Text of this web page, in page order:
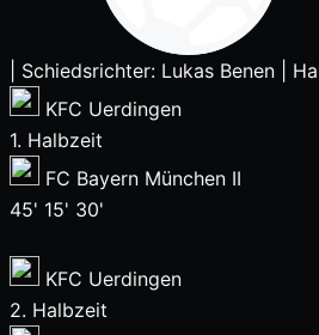
Schiedsrichter: Lukas Benen
KFC Uerdingen
1. Halbzeit
FC Bayern München II
45' 15' 30'
KFC Uerdingen
2. Halbzeit